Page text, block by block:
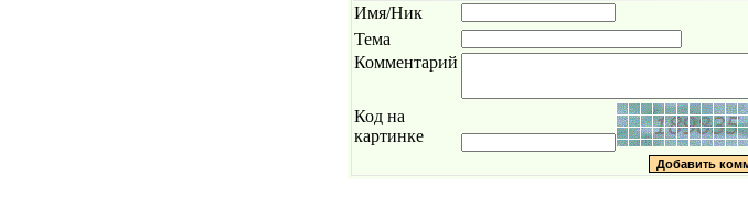
Имя/Ник
Тема
Комментарий
Код на
картинке